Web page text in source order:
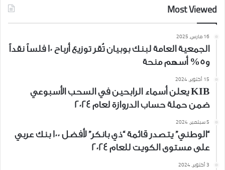
Most Viewed
16 مارس، 2025
الجمعية العامة لبنك بوبيان تُقر توزيع أرباح 10 فلساً نقداً
و5% أسهم منحة
15 أكتوبر، 2024
KIB يعلن أسماء الرابحين في السحب الأسبوعي
ضمن حملة حساب الدروازة لعام 2024
5 سبتمبر، 2024
“الوطني” يتصدر قائمة “ذي بانكر” لأفضل 100 بنك عربي
على مستوى الكويت للعام 2024
3 أكتوبر، 2024